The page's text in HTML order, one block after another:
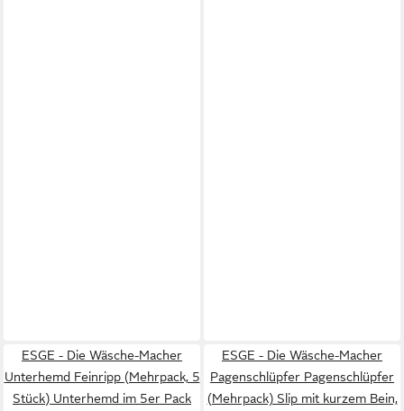
ESGE - Die Wäsche-Macher
Unterhemd Feinripp (Mehrpack, 5
Stück) Unterhemd im 5er Pack
ESGE - Die Wäsche-Macher
Pagenschlüpfer Pagenschlüpfer
(Mehrpack) Slip mit kurzem Bein,